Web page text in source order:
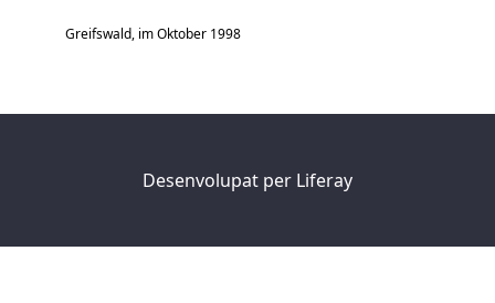
Greifswald, im Oktober 1998
Desenvolupat per Liferay